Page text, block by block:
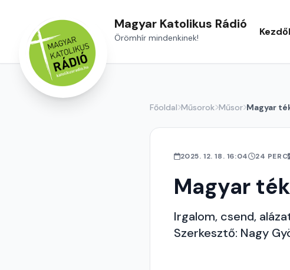
Magyar Katolikus Rádió
Örömhír mindenkinek!
Főoldal Műsorok Műsor Magyar
2025. 12. 18. 16:04 24 PERC
Magyar
Irgalom, csend,
Szerkesztő: Nagy